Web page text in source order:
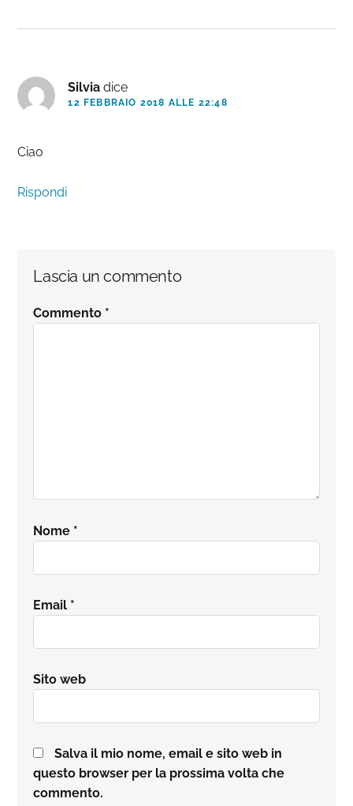
Silvia dice
12 FEBBRAIO 2018 ALLE 22:48
Ciao
Rispondi
Lascia un commento
Commento *
Nome *
Email *
Sito web
Salva il mio nome, email e sito web in
questo browser per la prossima volta che
commento.